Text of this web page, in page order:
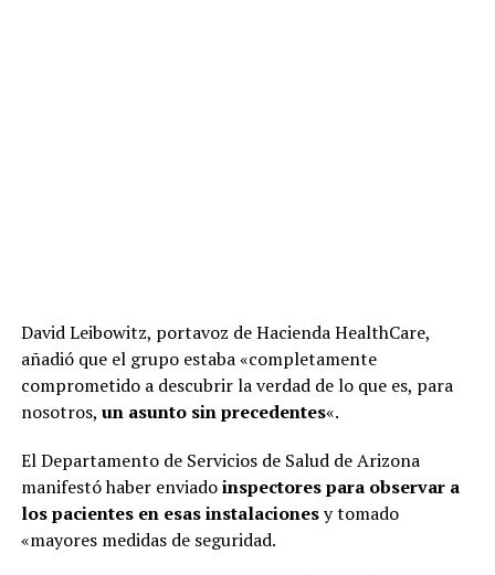
David Leibowitz, portavoz de Hacienda HealthCare,
añadió que el grupo estaba «completamente
comprometido a descubrir la verdad de lo que es, para
nosotros, un asunto sin precedentes«.
El Departamento de Servicios de Salud de Arizona
manifestó haber enviadoinspectores para observar a
los pacientes en esas instalacionesy tomado
«mayores medidas de seguridad.